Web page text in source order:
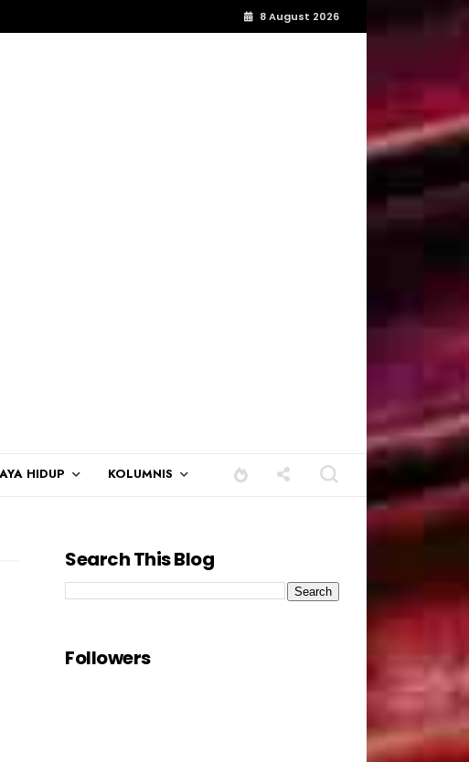
8 August 2026
HIDUP KOLUMNIS
Search This Blog
Followers